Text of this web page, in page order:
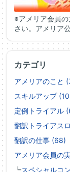
※アメリア会員の
さい。アメリア
カテゴリ
アメリアのこと
スキルアップ
定例トライアル
翻訳トライアス
翻訳の仕事 (68)
アメリア会員の
┗スペシャルコ